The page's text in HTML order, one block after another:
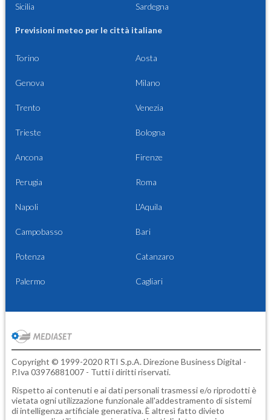
Sicilia Sardegna
Previsioni meteo per le città italiane
Torino Aosta
Genova Milano
Trento Venezia
Trieste Bologna
Ancona Firenze
Perugia Roma
Napoli L'Aquila
Campobasso Bari
Potenza Catanzaro
Palermo Cagliari
Copyright © 1999-2020 RTI S.p.A. Direzione Business Digital -
P.Iva 03976881007 - Tutti i diritti riservati.
Rispetto ai contenuti e ai dati personali trasmessi e/o riprodotti è
vietata ogni utilizzazione funzionale all'addestramento di sistemi
di intelligenza artificiale generativa. È altresì fatto divieto